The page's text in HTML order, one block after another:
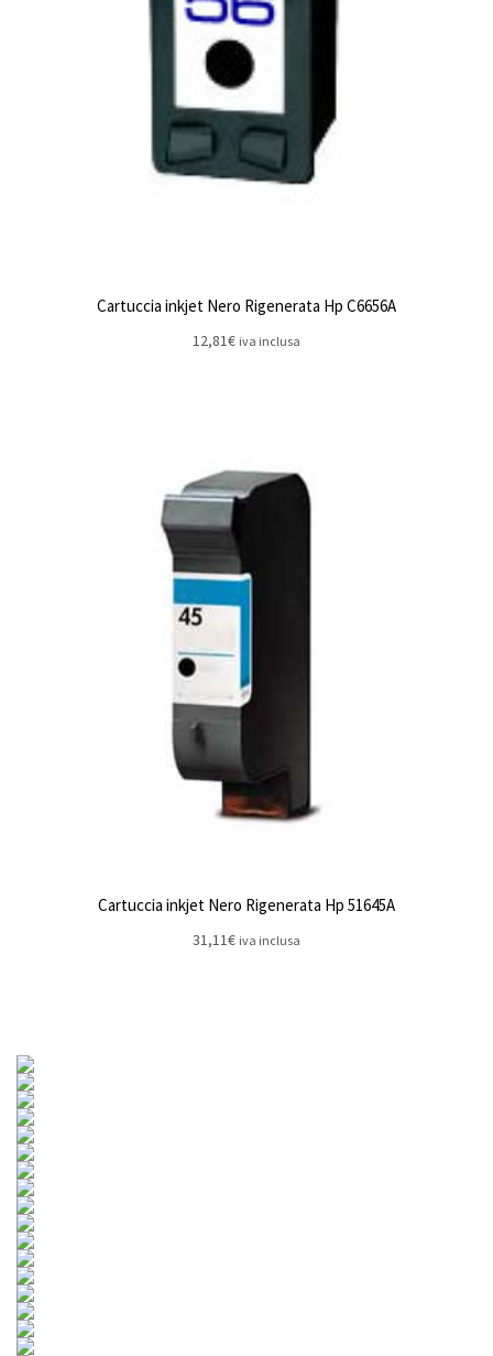
Cartuccia inkjet Nero Rigenerata Hp C6656A
12,81€ iva inclusa
Cartuccia inkjet Nero Rigenerata Hp 51645A
31,11€ iva inclusa